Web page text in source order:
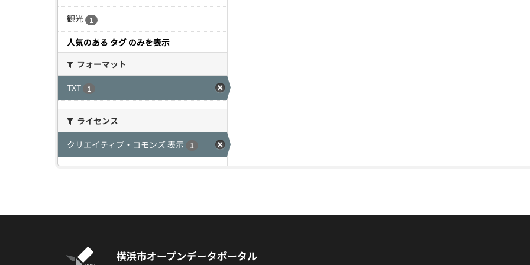
観光 1
人気のある タグ のみを表示
フォーマット
TXT
1
ライセンス
クリエイティブ・コモンズ 表示
1